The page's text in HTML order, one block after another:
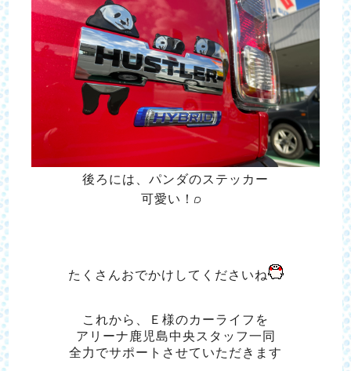
後ろには、パンダのステッカー
可愛い！
たくさんおでかけしてくださいね
これから、Ｅ様のカーライフを
アリーナ鹿児島中央スタッフ一同
全力でサポートさせていただきます